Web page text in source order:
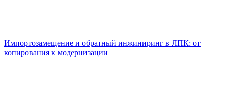
Импортозамещение и обратный инжиниринг в ЛПК: от
копирования к модернизации